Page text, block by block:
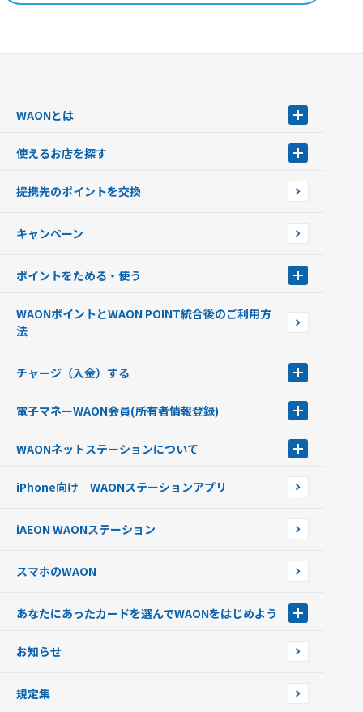
WAONとは
WAONを申込む
インターネット上でのお買い物について（ネット決済）
使えるお店を探す
店舗検索
イオン銀行ATM設置場所
提携先のポイントを交換
キャンペーン
ポイントをためる・使う
ポイントの有効期限について
WAONポイントとWAON POINT統合後のご利用方
法
チャージ（入金）する
現金でチャージする
銀行口座・ATMからチャージする
オートチャージ
ポイントからチャージする
チャージ上限金額の変更について
電子マネーWAON会員(所有者情報登録)
WAON POINTサービス会員登録に伴う個人データの共同利用のお知
WAONネットステーションについて
WAONネットステーションWAON端末について
iPhone向け WAONステーションアプリ
iAEON WAONステーション
スマホのWAON
あなたにあったカードを選んでWAONをはじめよう
フードバンク応援WAON
ご当地WAON
お知らせ
規定集